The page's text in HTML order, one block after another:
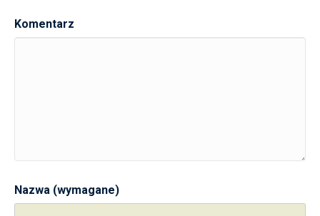
Komentarz
Nazwa (wymagane)